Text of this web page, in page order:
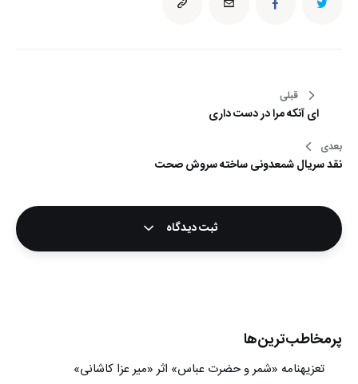
راهبری
نوشته
قبلی
ای آنکه مرا در دست داری
بعدی
نقد سریال شمعدونی ساخته سروش صحت
ثبت دیدگاه
پرمخاطب‌ترین‌ها
تعزیه‎نامه‏ «شمر و حضرت عباس» اثر «میر عزا کاشانی»